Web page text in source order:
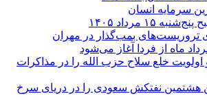
سرمایه انسان
۱۵ مرداد ۱۴۰۵
تروریست‌های بمب‌گذار در مهران
ماه از فردا آغاز می‌شود
اولویت خلع سلاح حزب الله را در مذاکرات
هشتمین نفتکش سعودی را در دریای سرخ